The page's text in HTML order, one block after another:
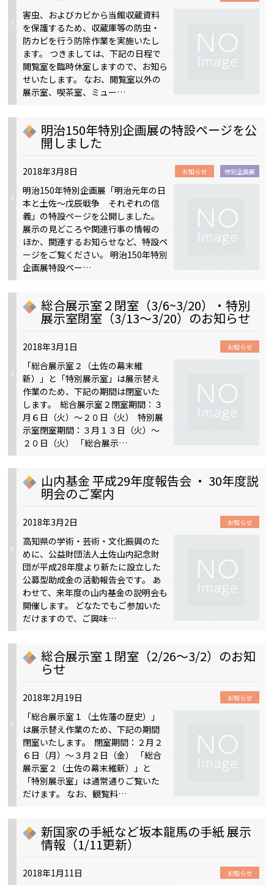
害虫、およびカビから当館収蔵資料
を保護するため、収蔵庫等の防虫・
防カビを行う防除作業を実施いたし
ます。 つきましては、下記の日程で
閲覧室を臨時休室しますので、お知ら
せいたします。 なお、閲覧室以外の
展示室、喫茶室、ミュー…
明治150年特別企画展の特設ページを公
開しました
2018年3月8日 お知らせ 特別企画展
明治150年特別企画展「明治元年の日
本と土佐～戊辰戦争 それぞれの信
義」の特設ページを公開しました。
展示の見どころや関連行事の情報の
ほか、関連するお知らせなど、特設ペ
ージをご覧ください。 明治150年特別
企画展特設ペー…
総合展示室２閉室（3/6~3/20）・特別
展示室閉室（3/13～3/20）のお知らせ
2018年3月1日 お知らせ
「総合展示室２（土佐の幕末維
新）」と「特別展示室」は展示替え
作業のため、下記の期間は閉室いた
します。 総合展示室２閉室期間：３
月６日（火）～２０日（火） 特別展
示室閉室期間：３月１３日（火）～
２０日（火） 「総合展示…
山内基金 平成29年度報告会 ・ 30年度説
明会のご案内
2018年3月2日 お知らせ
高知県の学術・芸術・文化振興のた
めに、公益財団法人土佐山内記念財
団が平成28年度より新たに設立した
公募型助成金の活動報告会です。 あ
わせて、来年度の山内基金の説明会も
開催します。 どなたでもご参加いた
だけますので、ご興味…
総合展示室１閉室（2/26～3/2）のお知
らせ
2018年2月19日 お知らせ
「総合展示室１（土佐藩の歴史）」
は展示替え作業のため、下記の期間
閉室いたします。 閉室期間：２月２
６日（月）～３月２日（金） 「総合
展示室２（土佐の幕末維新）」と
「特別展示室」は通常通りご覧いた
だけます。 なお、観覧料…
新国家の手紙など坂本龍馬の手紙 展示
情報（1/11更新）
2018年1月11日 お知らせ